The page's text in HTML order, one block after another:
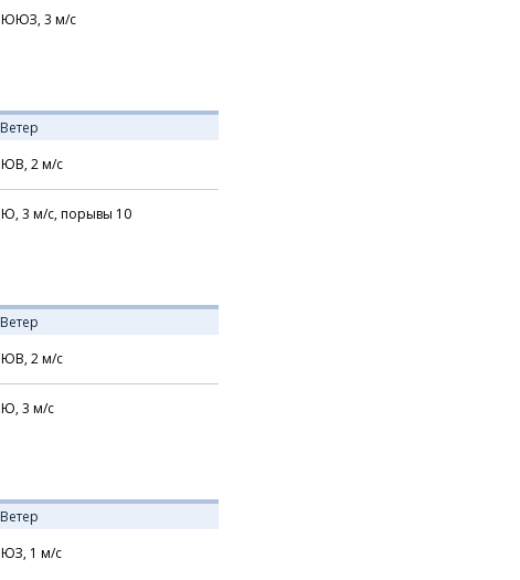
ЮЮЗ, 3 м/с
Ветер
ЮВ, 2м/с
Ю, 3 м/с, порывы 10
Ветер
ЮВ, 2м/с
Ю, 3 м/с
Ветер
ЮЗ, 1 м/с